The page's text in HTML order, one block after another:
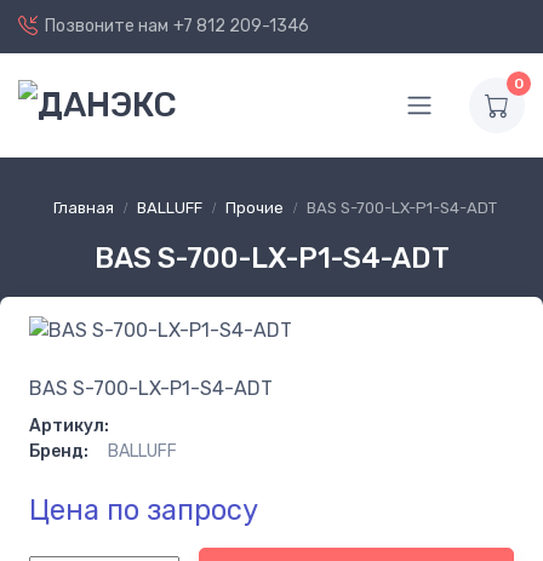
Позвоните нам +7 812 209-1346
0
Главная BALLUFF Прочие BAS S-700-LX-P1-S4-ADT
BAS S-700-LX-P1-S4-ADT
BAS S-700-LX-P1-S4-ADT
Артикул:
Бренд:
BALLUFF
Цена по запросу